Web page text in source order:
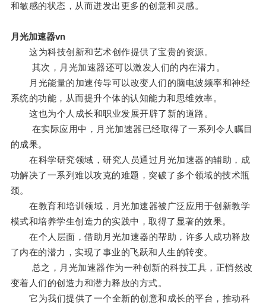
和敏感的状态，从而迸发出更多的创意和灵感。
月光加速器vn
这为科技创新和艺术创作提供了宝贵的资源。
其次，月光加速器还可以激发人们的内在潜力。
月光能量的加速传导可以改变人们的脑电波频率和神经
系统的功能，从而提升个体的认知能力和思维效率。
这也为个人成长和职业发展开辟了新的道路。
在实际应用中，月光加速器已经取得了一系列令人瞩目
的成果。
在科学研究领域，研究人员通过月光加速器的辅助，成
功解决了一系列难以攻克的难题，突破了多个领域的技术瓶
颈。
在教育和培训领域，月光加速器被广泛应用于创新教学
模式和培养学生创造力的实践中，取得了显著的效果。
在个人层面，借助月光加速器的帮助，许多人成功释放
了内在的潜力，实现了事业的飞跃和人生的转变。
总之，月光加速器作为一种创新的科技工具，正悄然改
变着人们的创造力和潜力释放的方式。
它为我们提供了一个全新的创意和成长的平台，推动科